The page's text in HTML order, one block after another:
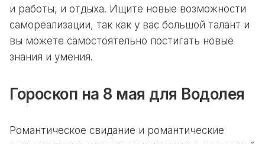
и работы, и отдыха. Ищите новые возможности
самореализации, так как у вас большой талант и
вы можете самостоятельно постигать новые
знания и умения.
Гороскоп на 8 мая для Водолея
Романтическое свидание и романтические